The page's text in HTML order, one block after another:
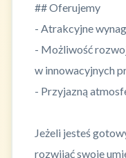
## Oferujemy
- Atrakcyjne
- Możliwość
w innowacyjnych
- Przyjazną
Jeżeli jesteś
rozwijać swoje